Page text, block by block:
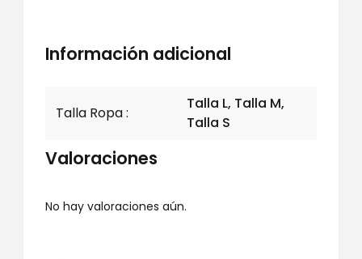
Información adicional
Talla Ropa
Talla L, Talla M,
Talla S
Valoraciones
No hay valoraciones aún.